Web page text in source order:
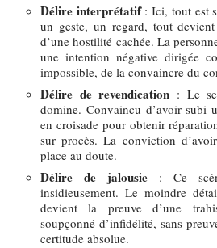
Délire interprétatif: Ici, tout est
un geste, un regard, tout
d’une hostilité cachée. La
une intention négative dirigée
impossible, de la convaincre du
Délire de revendication : Le
domine. Convaincu d’avoir subi
en croisade pour obtenir
sur procès. La conviction
place au doute.
Délire de jalousie : Ce
insidieusement. Le moindre
devient la preuve d’une
soupçonné d’infidélité, sans
certitude absolue.